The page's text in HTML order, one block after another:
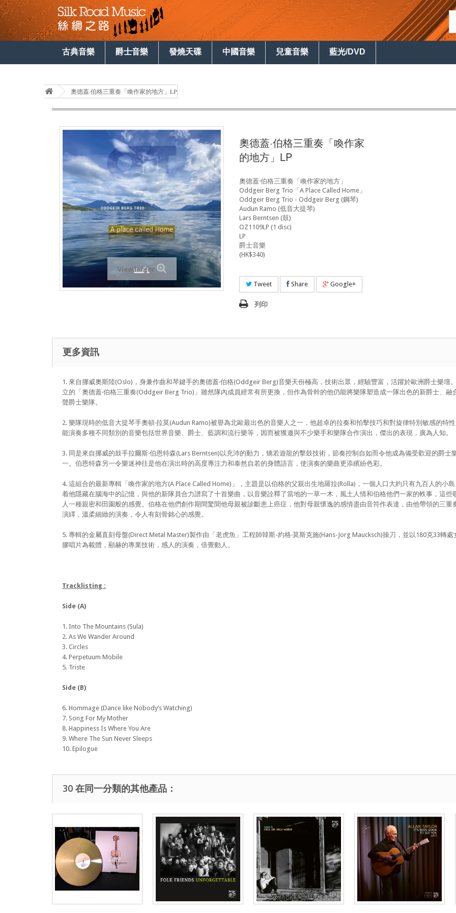
古典音樂 爵士音樂 發燒天碟 中國音樂 兒童音樂 藍光/DVD
奧德蓋·伯格三重奏「喚作家的地方」LP
View larger
奧德蓋·伯格三重奏「喚作家
的地方」LP
奧德蓋·伯格三重奏「喚作家的地方」
Oddgeir Berg Trio「A Place Called Home」
Oddgeir Berg Trio - Oddgeir Berg (鋼琴)
Audun Ramo (低音大提琴)
Lars Berntsen (鼓)
OZ1109LP (1 disc)
LP
爵士音樂
(HK$340)
Tweet Share Google+
列印
更多資訊
1. 來自挪威奧斯陸(Oslo)，身兼作曲和琴鍵手的奧德蓋‧伯格(Oddgeir Berg)音樂天份極高，技術出眾，經驗豐富，活躍於歐洲爵士樂壇
立的「奧德蓋‧伯格三重奏(Oddgeir Berg Trio)」雖然隊內成員經常有所更換，但作為骨幹的他仍能將樂隊塑造成一隊出色的新爵士、融
聲爵士樂隊。
2. 樂隊現時的低音大提琴手奧頓‧拉莫(Audun Ramo)被譽為北歐最出色的音樂人之一，他超卓的拉奏和拍擊技巧和對旋律特別敏感的特
能演奏多種不同類別的音樂包括世界音樂、爵士、藍調和流行樂等，因而被獲邀與不少樂手和樂隊合作演出，傑出的表現，廣為人知。
3. 同是來自挪威的鼓手拉爾斯‧伯恩特森(Lars Berntsen)以充沛的動力，矯若遊龍的擊鼓技術，節奏控制自如而令他成為備受歡迎的爵士
一。伯恩特森另一令樂迷神往是他在演出時的高度專注力和泰然自若的身體語言，使演奏的樂曲更添繽紛色彩。
4. 這組合的最新專輯「喚作家的地方(A Place Called Home)」，主題是以伯格的父親出生地羅拉(Rolla)，一個人口大約只有九百人的小
着他隱藏在腦海中的記憶，與他的新隊員合力譜寫了十首樂曲，以音樂詮釋了當地的一草一木，風土人情和伯格他們一家的軼事，這些
人一種親密和田園般的感覺。伯格在他們創作期間驚聞他母親被診斷患上癌症，他對母親懷逸的感情盡由音符作表達，由他帶領的三重
演繹，溫柔細緻的演奏，令人有刻骨銘心的感覺。
5. 專輯的金屬直刻母盤(Direct Metal Master)製作由「老虎魚」工程師韓斯-約格‧莫斯克施(Hans-Jorg Maucksch)操刀，並以180克33轉處
膠唱片為載體，顯赫的專業技術，感人的演奏，倍覺動人。
Tracklisting :
Side (A)
1. Into The Mountains (Sula)
2. As We Wander Around
3. Circles
4. Perpetuum Mobile
5. Triste
Side (B)
6. Hommage (Dance like Nobody’s Watching)
7. Song For My Mother
8. Happiness Is Where You Are
9. Where The Sun Never Sleeps
10. Epilogue
30 在同一分類的其他產品：